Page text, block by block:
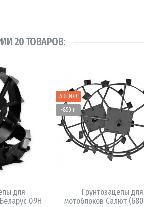
20 ТОВАРОВ:
для
09H
-850 ₽
АКЦИЯ!
Грунтозацепы для
мотоблоков Салют
В КОРЗИНУ